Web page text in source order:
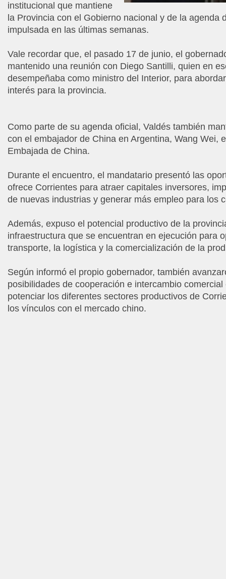
institucional que mantiene
la Provincia con el Gobierno nacional y de la agenda
impulsada en las últimas semanas.
Vale recordar que, el pasado 17 de junio, el
mantenido una reunión con Diego Santilli, quien en
desempeñaba como ministro del Interior, para
interés para la provincia.
Como parte de su agenda oficial, Valdés también
con el embajador de China en Argentina, Wang Wei,
Embajada de China.
Durante el encuentro, el mandatario presentó las
ofrece Corrientes para atraer capitales inversores,
de nuevas industrias y generar más empleo para los
Además, expuso el potencial productivo de la
infraestructura que se encuentran en ejecución para
transporte, la logística y la comercialización de la
Según informó el propio gobernador, también
posibilidades de cooperación e intercambio
potenciar los diferentes sectores productivos de
los vínculos con el mercado chino.